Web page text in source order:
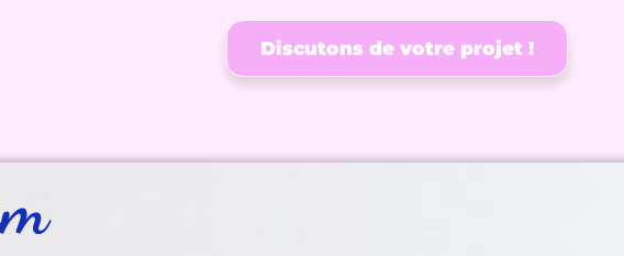
Discutons de votre projet !